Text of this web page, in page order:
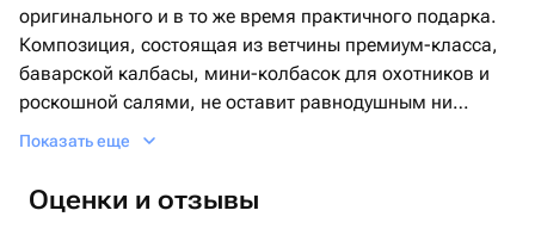
оригинального и в то же время практичного подарка.
Композиция, состоящая из ветчины премиум-класса,
баварской калбасы, мини-колбасок для охотников и
роскошной салями, не оставит равнодушным ни
одного гурмана. Вкуснейший копченый сыр в форме
набор, подчеркивая изысканный вкус этого букета. Вы
желаете порадовать своего мужчину? Тогда этот букет -
Показать еще
Оценки и отзывы